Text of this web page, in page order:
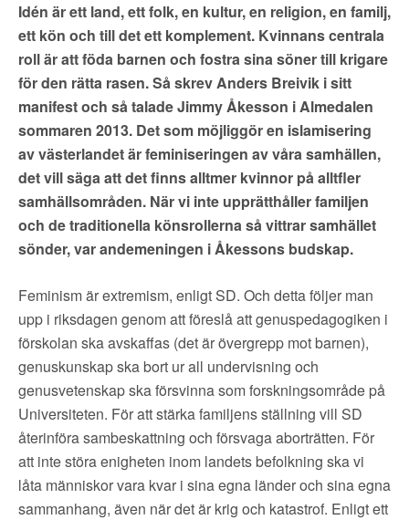
Idén är ett land, ett folk, en kultur, en religion, en familj,
ett kön och till det ett komplement. Kvinnans centrala
roll är att föda barnen och fostra sina söner till krigare
för den rätta rasen. Så skrev Anders Breivik i sitt
manifest och så talade Jimmy Åkesson i Almedalen
sommaren 2013. Det som möjliggör en islamisering
av västerlandet är feminiseringen av våra samhällen,
det vill säga att det finns alltmer kvinnor på alltfler
samhällsområden. När vi inte upprätthåller familjen
och de traditionella könsrollerna så vittrar samhället
sönder, var andemeningen i Åkessons budskap.
Feminism är extremism, enligt SD. Och detta följer man
upp i riksdagen genom att föreslå att genuspedagogiken i
förskolan ska avskaffas (det är övergrepp mot barnen),
genuskunskap ska bort ur all undervisning och
genusvetenskap ska försvinna som forskningsområde på
Universiteten. För att stärka familjens ställning vill SD
återinföra sambeskattning och försvaga aborträtten. För
att inte störa enigheten inom landets befolkning ska vi
låta människor vara kvar i sina egna länder och sina egna
sammanhang, även när det är krig och katastrof. Enligt ett